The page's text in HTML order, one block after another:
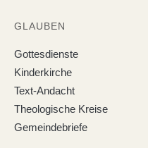
GLAUBEN
Gottesdienste
Kinderkirche
Text-Andacht
Theologische Kreise
Gemeindebriefe